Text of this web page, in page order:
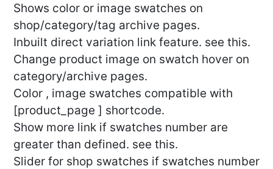
Shows color or image swatches on
shop/category/tag archive pages.
Inbuilt direct variation link feature. see this.
Change product image on swatch hover on
category/archive pages.
Color , image swatches compatible with
[product_page ] shortcode.
Show more link if swatches number are
greater than defined. see this.
Slider for shop swatches if swatches number